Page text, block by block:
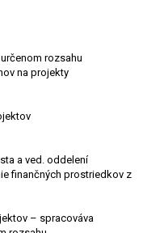
rozsahu
na projekty
a ved. oddelení
finančných prostriedkov z
– spracováva